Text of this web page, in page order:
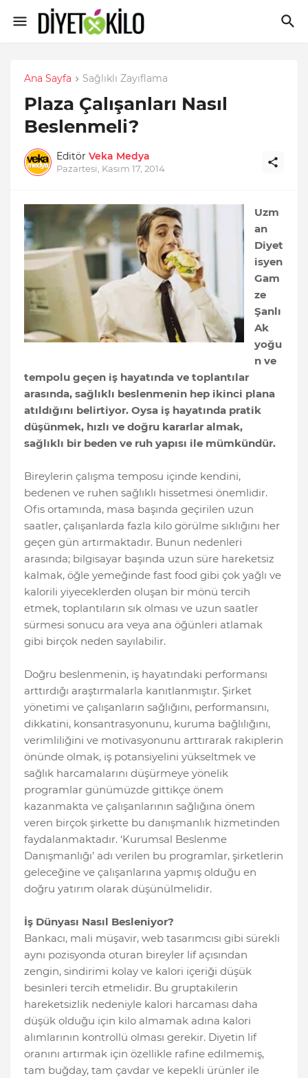
Ana Sayfa Sağlıklı Zayıflama
Plaza Çalışanları Nasıl
Beslenmeli?
Editör Veka Medya
Pazartesi, Kasım 17, 2014
Uzm
an
Diyet
isyen
Gam
ze
Şanlı
Ak
yoğu
n ve
tempolu geçen iş hayatında ve toplantılar
arasında, sağlıklı beslenmenin hep ikinci plana
atıldığını belirtiyor. Oysa iş hayatında pratik
düşünmek, hızlı ve doğru kararlar almak,
sağlıklı bir beden ve ruh yapısı ile mümkündür.
Bireylerin çalışma temposu içinde kendini,
bedenen ve ruhen sağlıklı hissetmesi önemlidir.
Ofis ortamında, masa başında geçirilen uzun
saatler, çalışanlarda fazla kilo görülme sıklığını her
geçen gün artırmaktadır. Bunun nedenleri
arasında; bilgisayar başında uzun süre hareketsiz
kalmak, öğle yemeğinde fast food gibi çok yağlı ve
kalorili yiyeceklerden oluşan bir mönü tercih
etmek, toplantıların sık olması ve uzun saatler
sürmesi sonucu ara veya ana öğünleri atlamak
gibi birçok neden sayılabilir.
Doğru beslenmenin, iş hayatındaki performansı
arttırdığı araştırmalarla kanıtlanmıştır. Şirket
yönetimi ve çalışanların sağlığını, performansını,
dikkatini, konsantrasyonunu, kuruma bağlılığını,
verimliliğini ve motivasyonunu arttırarak rakiplerin
önünde olmak, iş potansiyelini yükseltmek ve
sağlık harcamalarını düşürmeye yönelik
programlar günümüzde gittikçe önem
kazanmakta ve çalışanlarının sağlığına önem
veren birçok şirkette bu danışmanlık hizmetinden
faydalanmaktadır. ‘Kurumsal Beslenme
Danışmanlığı’ adı verilen bu programlar, şirketlerin
geleceğine ve çalışanlarına yapmış olduğu en
doğru yatırım olarak düşünülmelidir.
İş Dünyası Nasıl Besleniyor?
Bankacı, mali müşavir, web tasarımcısı gibi sürekli
aynı pozisyonda oturan bireyler lif açısından
zengin, sindirimi kolay ve kalori içeriği düşük
besinleri tercih etmelidir. Bu gruptakilerin
hareketsizlik nedeniyle kalori harcaması daha
düşük olduğu için kilo almamak adına kalori
alımlarının kontrollü olması gerekir. Diyetin lif
oranını artırmak için özellikle rafine edilmemiş,
tam buğday, tam çavdar ve kepekli ürünler ile